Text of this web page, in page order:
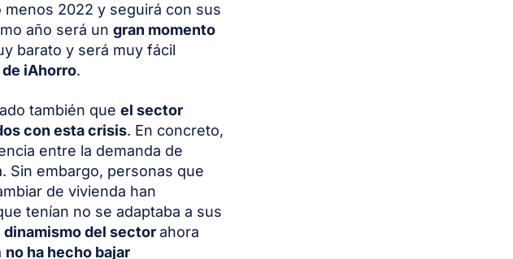
2022 y seguirá con sus
año será un gran momento
barato y será muy fácil
de iAhorro.
también que el sector
con esta crisis. En concreto,
entre la demanda de
Sin embargo, personas que
de vivienda han
tenían no se adaptaba a sus
dinamismo del sectorahora
no ha hecho bajar